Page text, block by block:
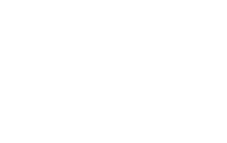
giác nhẹ nhàng, bình yên và tinh tế, có